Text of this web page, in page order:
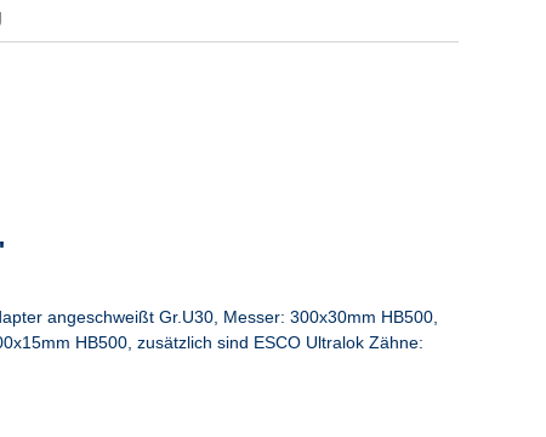
angeschweißt Gr.U30, Messer: 300x30mm HB500,
HB500, zusätzlich sind ESCO Ultralok Zähne: